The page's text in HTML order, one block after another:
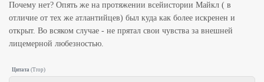
Почему нет? Опять же на протяжении всейистории Майкл ( в
отличие от тех же атлантийцев) был куда как более искренен и
открыт. Во всяком случае - не прятал свои чувства за внешней
лицемерной любезностью.
Цитата (Trop)